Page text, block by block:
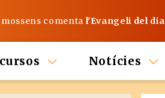
comenta l'Evangeli del dia
Notícies